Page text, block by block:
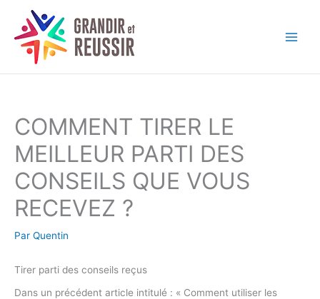
contenu
COMMENT TIRER LE
MEILLEUR PARTI DES
CONSEILS QUE VOUS
RECEVEZ ?
Par Quentin
Tirer parti des conseils reçus
Dans un précédent article intitulé : « Comment utiliser les